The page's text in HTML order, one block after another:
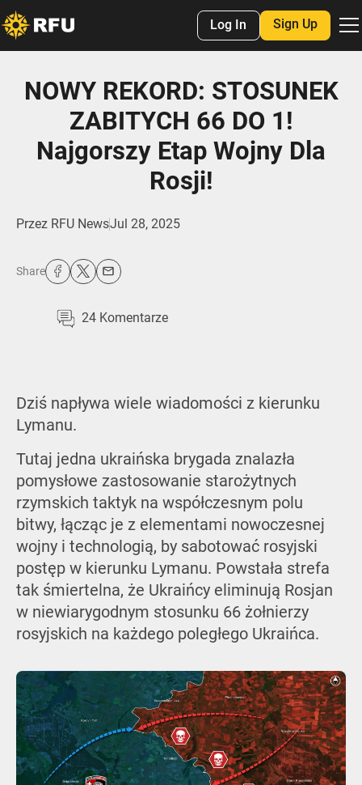
Log In Sign Up
NOWY REKORD: STOSUNEK
ZABITYCH 66 DO 1!
Najgorszy Etap Wojny Dla
Rosji!
Przez RFU NewsJul 28, 2025
Share
24 Komentarze
Dziś napływa wiele wiadomości z kierunku
Lymanu.
Tutaj jedna ukraińska brygada znalazła
pomysłowe zastosowanie starożytnych
rzymskich taktyk na współczesnym polu
bitwy, łącząc je z elementami nowoczesnej
wojny i technologią, by sabotować rosyjski
postęp w kierunku Lymanu. Powstała strefa
tak śmiertelna, że Ukraińcy eliminują Rosjan
w niewiarygodnym stosunku 66 żołnierzy
rosyjskich na każdego poległego Ukraińca.